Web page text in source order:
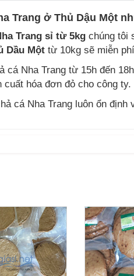
Trang ở Thủ Dậu Một
Trang sỉ từ 5kg chúng tôi
Dầu Một từ 10kg sẽ miễn
cá Nha Trang từ 15h đến
cuất hóa đơn đỏ cho công ty.
cá Nha Trang luôn ổn